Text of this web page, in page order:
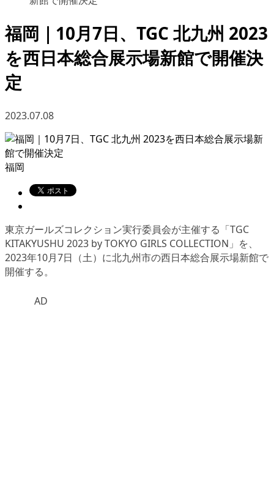
福岡｜10月7日、TGC 北九州 2023
を西日本総合展示場新館で開催決
定
2023.07.08
福岡
東京ガールズコレクション実行委員会が主催する「TGC
KITAKYUSHU 2023 by TOKYO GIRLS COLLECTION」を、
2023年10月7日（土）に北九州市の西日本総合展示場新館で
開催する。
AD